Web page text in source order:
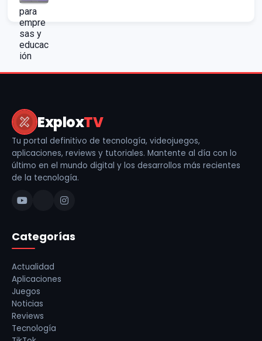
ExploxTV
Tu portal definitivo de tecnología, videojuegos,
aplicaciones, reviews y tutoriales. Mantente al día con lo
último en el mundo digital y los desarrollos más recientes
de la tecnología.
Categorías
Actualidad
Aplicaciones
Juegos
Noticias
Reviews
Tecnología